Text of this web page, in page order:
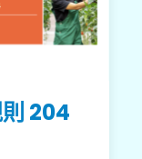
204